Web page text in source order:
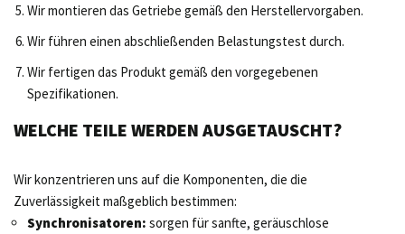
Wir montieren das Getriebe gemäß den Herstellervorgaben.
Wir führen einen abschließenden Belastungstest durch.
Wir fertigen das Produkt gemäß den vorgegebenen
Spezifikationen.
WELCHE TEILE WERDEN AUSGETAUSCHT?
Wir konzentrieren uns auf die Komponenten, die die
Zuverlässigkeit maßgeblich bestimmen:
Synchronisatoren: sorgen für sanfte, geräuschlose